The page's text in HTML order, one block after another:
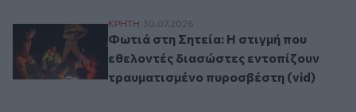
Φωτιά στη Σητεία: Η στιγμή που
ΚΡΗΤΗ 30.07.2026
Φωτιά στη Σητεία: Η στιγμή που
εθελοντές διασώστες εντοπίζουν
τραυματισμένο πυροσβέστη (vid)